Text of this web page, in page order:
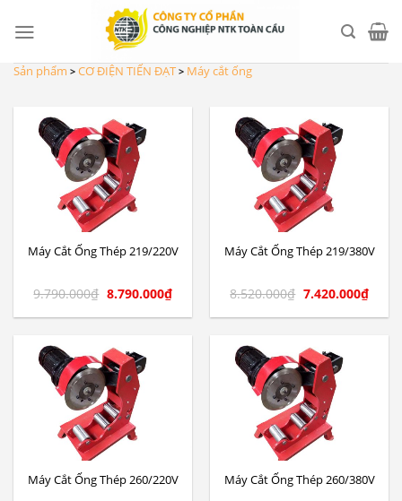
content
Sản phẩm > CƠ ĐIỆN TIẾN ĐẠT > Máy cắt ống
Máy Cắt Ống Thép 219/220V
9.790.000₫ 8.790.000₫
Máy Cắt Ống Thép 219/380V
8.520.000₫ 7.420.000₫
Máy Cắt Ống Thép 260/220V Máy Cắt Ống Thép 260/380V